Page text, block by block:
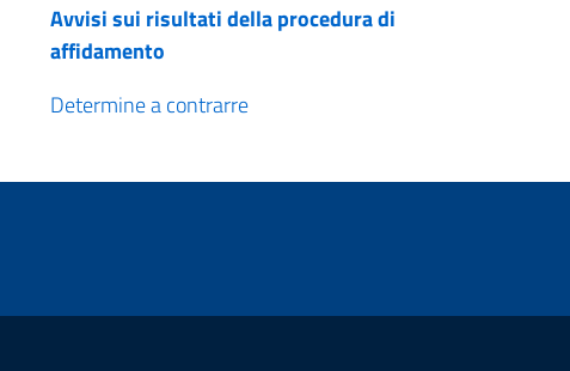
Avvisi sui risultati della procedura di
affidamento
Determine a contrarre